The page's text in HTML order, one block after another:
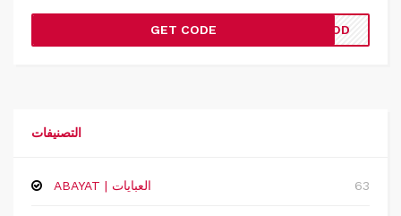
GET CODE MDOD
التصنيفات
ABAYAT | العبايات 63